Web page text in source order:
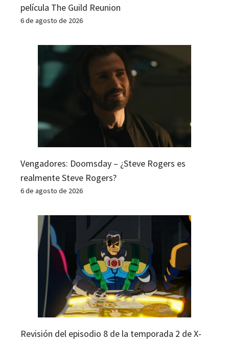
película The Guild Reunion
6 de agosto de 2026
Vengadores: Doomsday – ¿Steve Rogers es
realmente Steve Rogers?
6 de agosto de 2026
Revisión del episodio 8 de la temporada 2 de X-